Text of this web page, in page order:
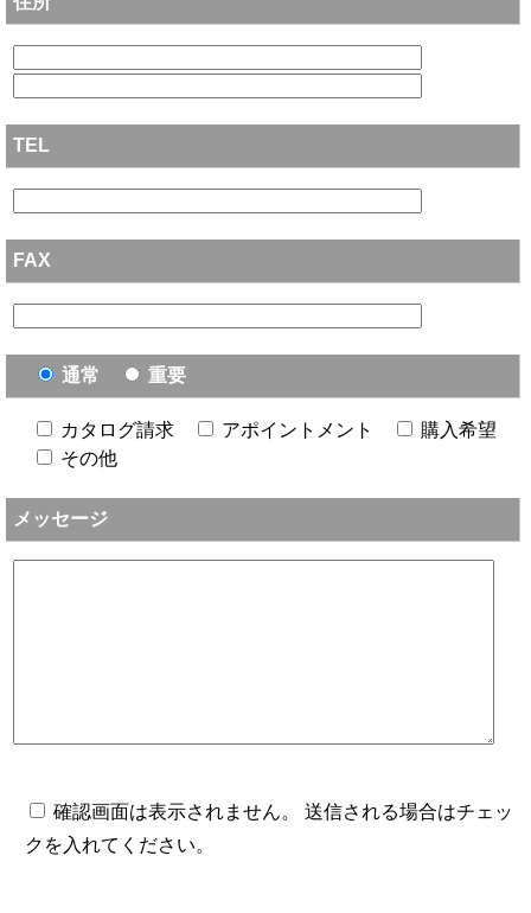
TEL
FAX
通常 重要
カタログ請求 アポイントメント
購入希望
その他
メッセージ
確認画面は表示されません。 送信される場合はチェッ
クを入れてください。